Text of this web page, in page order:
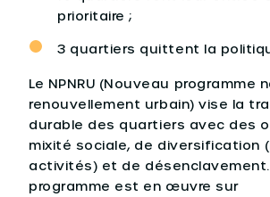
prioritaire ;
3 quartiers quittent la
Le NPNRU (Nouveau programme
renouvellement urbain) vise la
durable des quartiers avec des
mixité sociale, de diversification
activités) et de désenclavement.
programme est en œuvre sur